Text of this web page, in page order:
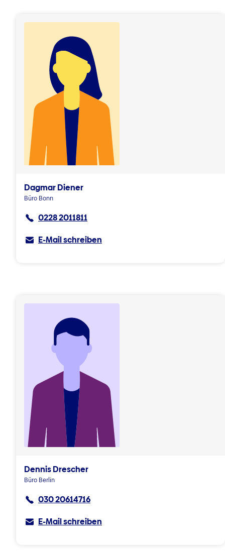
Dagmar Diener
Büro Bonn
0228 2011811
E-Mail schreiben
Dennis Drescher
Büro Berlin
030 20614716
E-Mail schreiben